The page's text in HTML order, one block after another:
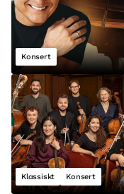
Konsert
Klassiskt Konsert